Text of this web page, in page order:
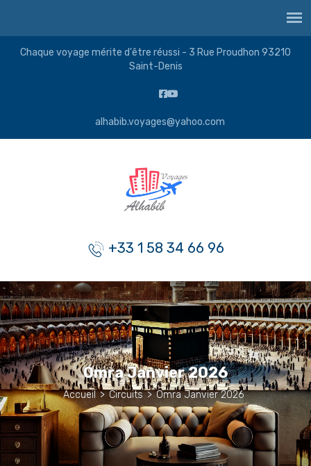
Chaque voyage mérite d'être réussi - 3 Rue Proudhon 93210
Saint-Denis
alhabib.voyages@yahoo.com
+33 1 58 34 66 96
Omra Janvier 2026
Accueil > Circuits > Omra Janvier 2026